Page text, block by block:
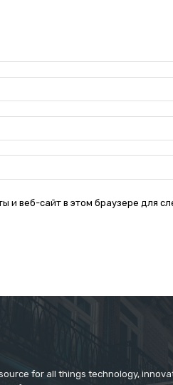
и веб-сайт в этом браузере для
for all things technology,